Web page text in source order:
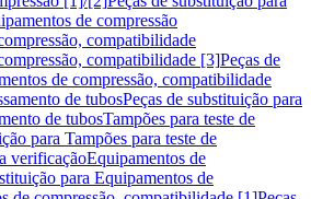
de compressão
compatibilidade
compatibilidade [3]Peças de
de compressão, compatibilidade
de tubosPeças de substituição para
de tubosTampões para teste de
para Tampões para teste de
verificaçãoEquipamentos de
para Equipamentos de